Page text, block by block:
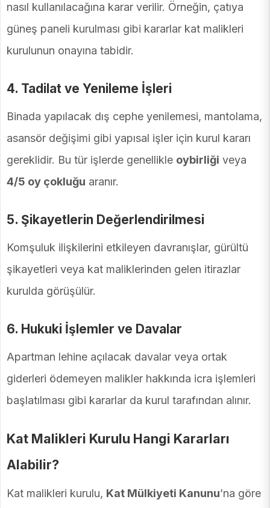
nasıl kullanılacağına karar verilir. Örneğin, çatıya
güneş paneli kurulması gibi kararlar kat malikleri
kurulunun onayına tabidir.
4. Tadilat ve Yenileme İşleri
Binada yapılacak dış cephe yenilemesi, mantolama,
asansör değişimi gibi yapısal işler için kurul kararı
gereklidir. Bu tür işlerde genellikle oybirliği veya
4/5 oy çokluğu aranır.
5. Şikayetlerin Değerlendirilmesi
Komşuluk ilişkilerini etkileyen davranışlar, gürültü
şikayetleri veya kat maliklerinden gelen itirazlar
kurulda görüşülür.
6. Hukuki İşlemler ve Davalar
Apartman lehine açılacak davalar veya ortak
giderleri ödemeyen malikler hakkında icra işlemleri
başlatılması gibi kararlar da kurul tarafından alınır.
Kat Malikleri Kurulu Hangi Kararları
Alabilir?
Kat malikleri kurulu, Kat Mülkiyeti Kanunu’na göre